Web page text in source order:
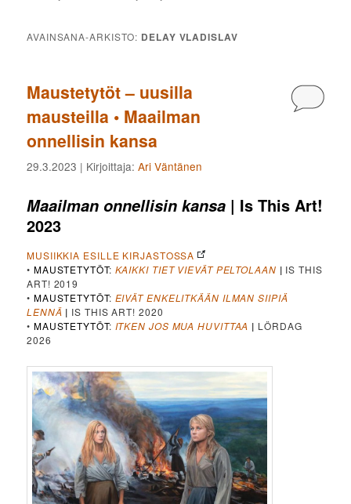
AVAINSANA-ARKISTO: DELAY VLADISLAV
Maustetytöt – uusilla
mausteilla • Maailman
onnellisin kansa
29.3.2023 | Kirjoittaja:Ari Väntänen
Maailman onnellisin kansa | Is This Art!
2023
MUSIIKKIA ESILLE KIRJASTOSSA
• MAUSTETYTÖT: KAIKKI TIET VIEVÄT PELTOLAAN | IS THIS
ART! 2019
• MAUSTETYTÖT: EIVÄT ENKELITKÄÄN ILMAN SIIPIÄ
LENNÄ | IS THIS ART! 2020
• MAUSTETYTÖT: ITKEN JOS MUA HUVITTAA | LÖRDAG
2026